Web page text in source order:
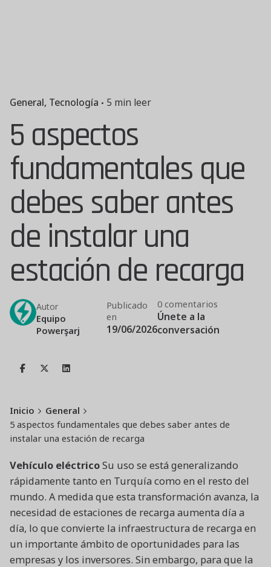
General Tecnología 5 min leer
5 aspectos
fundamentales que
debes saber antes
de instalar una
estación de recarga
Autor
Equipo
Powerşarj
Publicado
en
19/06/2026
0 comentarios
Únete a la
conversación
Inicio
General
5 aspectos fundamentales que debes saber antes de
instalar una estación de recarga
Vehículo eléctricoSu uso se está generalizando
rápidamente tanto en Turquía como en el resto del
mundo. A medida que esta transformación avanza, la
necesidad de estaciones de recarga aumenta día a
día, lo que convierte la infraestructura de recarga en
un importante ámbito de oportunidades para las
empresas y los inversores. Sin embargo, para que la